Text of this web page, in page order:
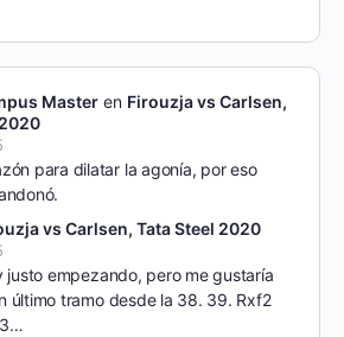
Masteren Firouzja vs Carlsen,
para dilatar la agonía, por eso
vs Carlsen, Tata Steel 2020
justo empezando, pero me gustaría
último tramo desde la 38. 39. Rxf2